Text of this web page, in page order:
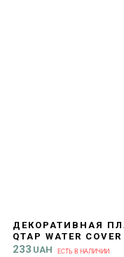
ДЕКОРАТИВНАЯ
QTAP WATER
233 UAH ЕСТЬ В НАЛИЧИИ